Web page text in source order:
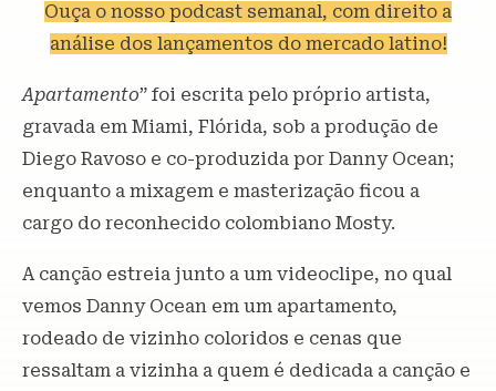
Ouça o nosso podcast semanal, com direito a
análise dos lançamentos do mercado latino!
Apartamento” foi escrita pelo próprio artista,
gravada em Miami, Flórida, sob a produção de
Diego Ravoso e co-produzida por Danny Ocean;
enquanto a mixagem e masterização ficou a
cargo do reconhecido colombiano Mosty.
A canção estreia junto a um videoclipe, no qual
vemos Danny Ocean em um apartamento,
rodeado de vizinho coloridos e cenas que
ressaltam a vizinha a quem é dedicada a canção e